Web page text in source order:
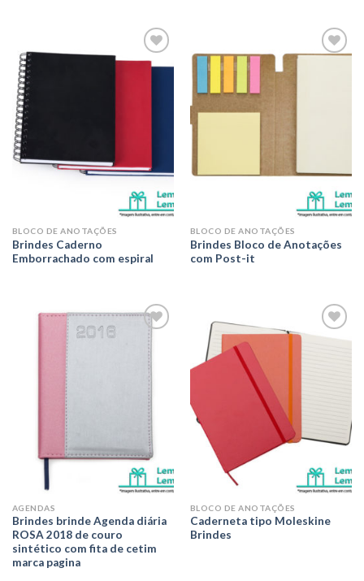
Adicionar
BLOCO DE ANOTAÇÕES
Brindes Caderno
Emborrachado com espiral
BLOCO DE ANOTAÇÕES
Brindes Bloco de Anotações
com Post-it
Adicionar
aos meus
desejos
AGENDAS
Brindes brinde Agenda diária
ROSA 2018 de couro
sintético com fita de cetim
marca pagina
Adicionar
BLOCO DE ANOTAÇÕES
Caderneta tipo Moleskine
Brindes